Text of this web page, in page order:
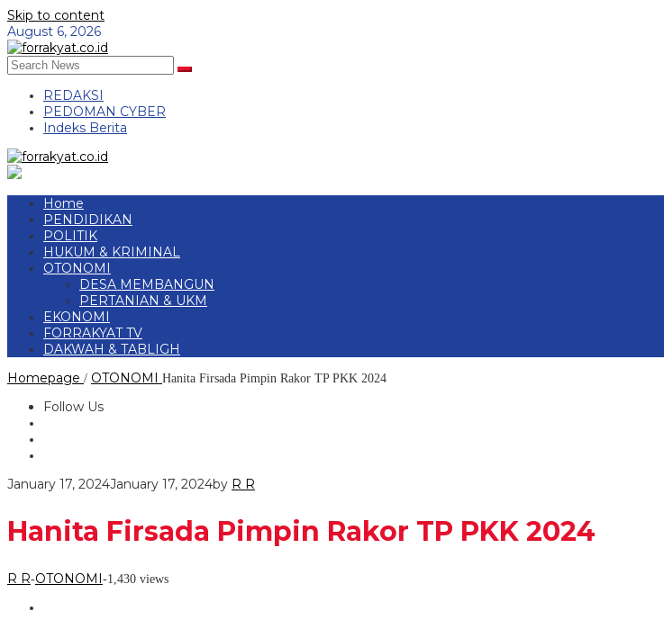
Skip to content
August 6, 2026
REDAKSI
PEDOMAN CYBER
Indeks Berita
Home
PENDIDIKAN
POLITIK
HUKUM & KRIMINAL
OTONOMI
DESA MEMBANGUN
PERTANIAN & UKM
EKONOMI
FORRAKYAT TV
DAKWAH & TABLIGH
Homepage / OTONOMI Hanita Firsada Pimpin Rakor TP PKK 2024
Follow Us
January 17, 2024January 17, 2024by R R
Hanita Firsada Pimpin Rakor TP PKK 2024
R R-OTONOMI-1,430 views